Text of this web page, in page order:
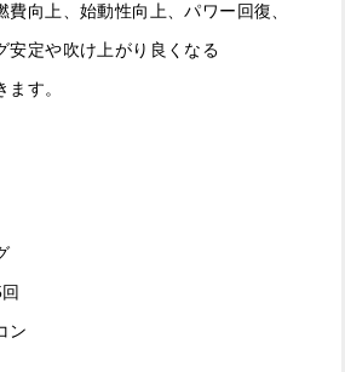
向上、始動性向上、パワー回復、
安定や吹け上がり良くなる
す。
ン